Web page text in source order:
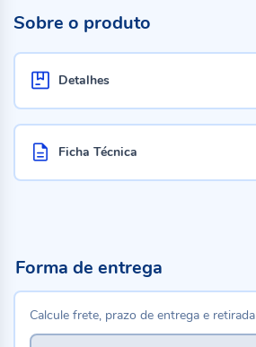
Sobre o produto
Detalhes
Ficha Técnica
Forma de entrega
Calcule frete, prazo de entrega e retirada